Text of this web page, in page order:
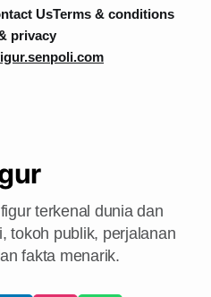
UsTerms & conditions
privacy
terkenal dunia dan
tokoh publik, perjalanan
fakta menarik.